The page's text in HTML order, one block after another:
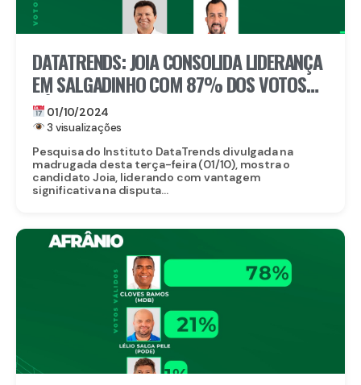
DATATRENDS: JOIA CONSOLIDA LIDERANÇA
EM SALGADINHO COM 87% DOS VOTOS
VÁLIDOS
01/10/2024
3 visualizações
Pesquisa do Instituto DataTrends divulgada na
madrugada desta terça-feira (01/10), mostra o
candidato Joia, liderando com vantagem
significativa na disputa...